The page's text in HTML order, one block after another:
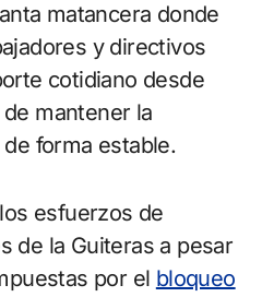
matancera donde
y directivos
cotidiano desde
mantener la
forma estable.
esfuerzos de
de la Guiteras a pesar
por el bloqueo